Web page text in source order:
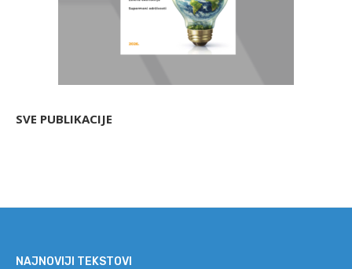
SVE PUBLIKACIJE
NAJNOVIJI TEKSTOVI